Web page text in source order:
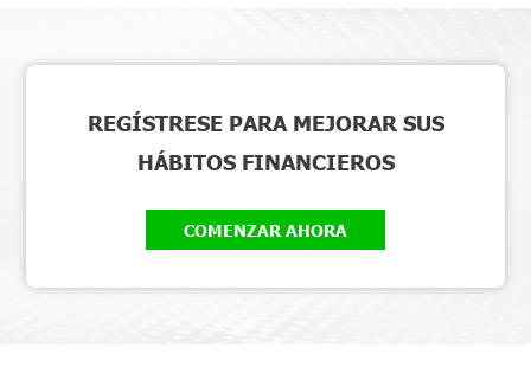
REGÍSTRESE PARA MEJORAR SUS
HÁBITOS FINANCIEROS
COMENZAR AHORA